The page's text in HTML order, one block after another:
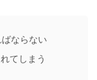
ならない
てしまう